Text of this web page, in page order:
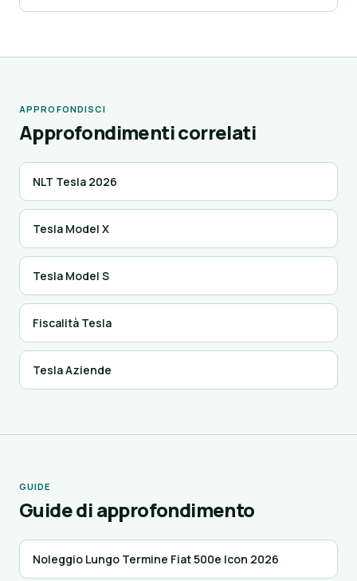
APPROFONDISCI
Approfondimenti correlati
NLT Tesla 2026
Tesla Model X
Tesla Model S
Fiscalità Tesla
Tesla Aziende
GUIDE
Guide di approfondimento
Noleggio Lungo Termine Fiat 500e Icon 2026